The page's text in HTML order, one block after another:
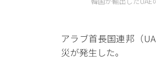
アラブ首長国連邦（
災が発生した。